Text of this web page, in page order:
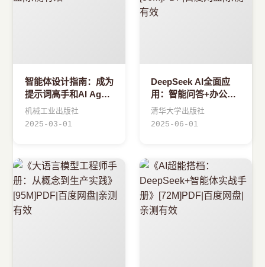
智能体设计指南：成为
提示词高手和AI Agent
设计师
机械工业出版社
2025-03-01
DeepSeek AI全面应
用：智能问答+办公提
效+文案创作+视频生
成
清华大学出版社
2025-06-01